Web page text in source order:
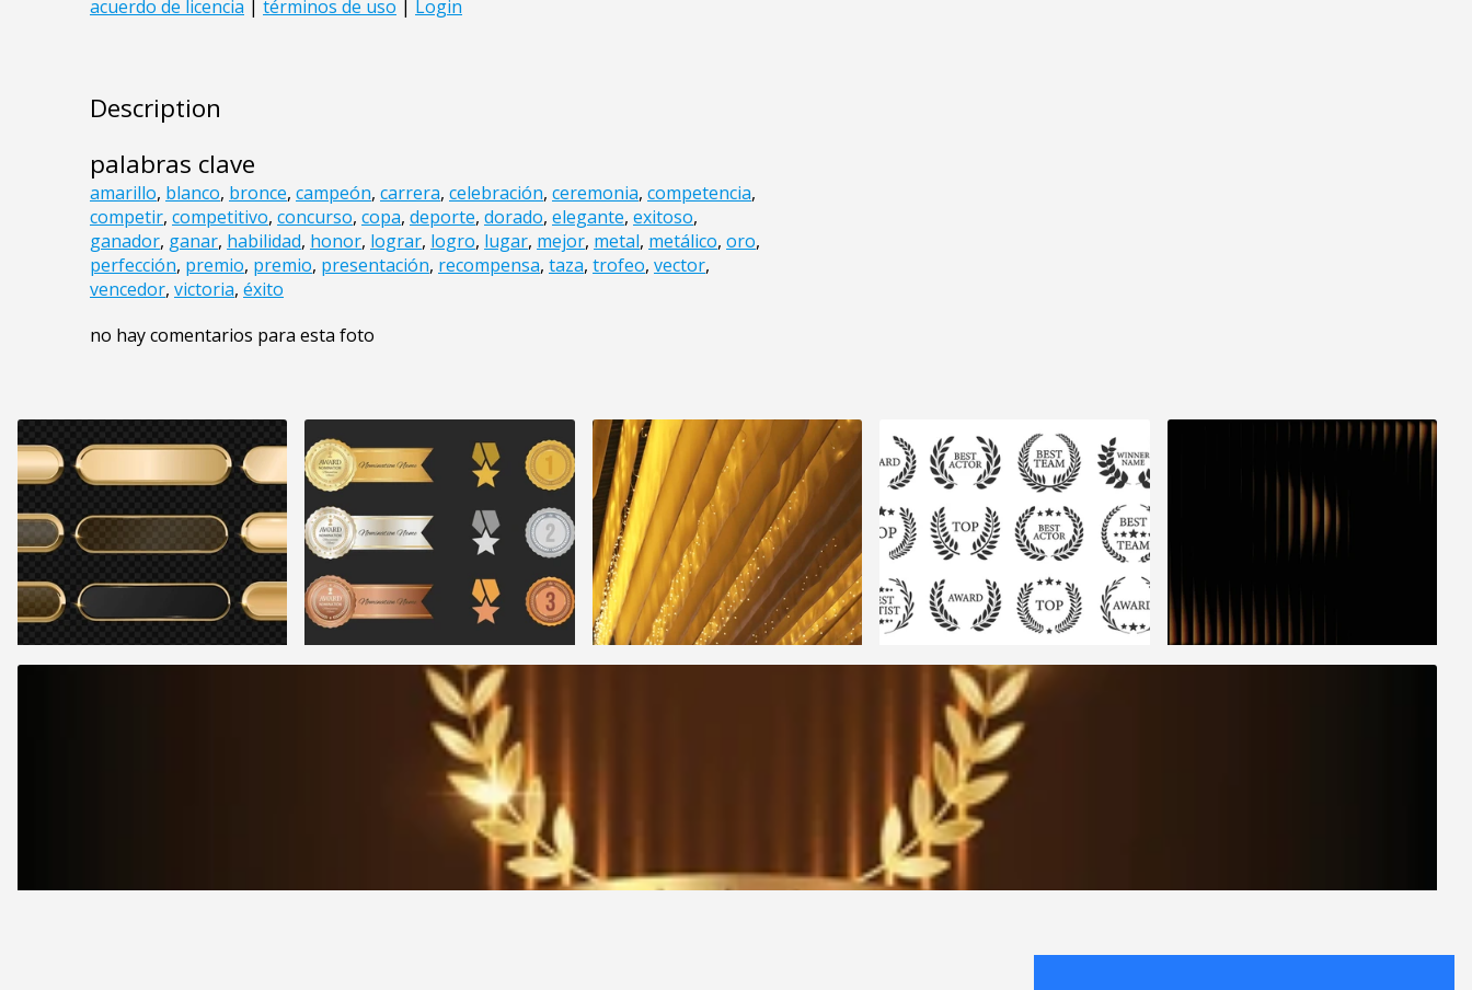
Description
palabras clave
amarillo, blanco, bronce, campeón, carrera, celebración, ceremonia, competencia,
competir, competitivo, concurso, copa, deporte, dorado, elegante, exitoso,
ganador, ganar, habilidad, honor, lograr, logro, lugar, mejor, metal, metálico, oro,
perfección, premio, premio, presentación, recompensa, taza, trofeo, vector,
vencedor, victoria, éxito
no hay comentarios para esta foto